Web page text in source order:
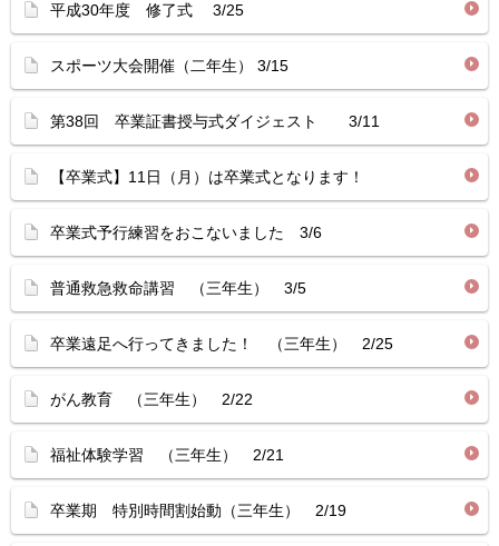
平成30年度 修了式 3/25
スポーツ大会開催（二年生） 3/15
第38回 卒業証書授与式ダイジェスト 3/11
【卒業式】11日（月）は卒業式となります！
卒業式予行練習をおこないました 3/6
普通救急救命講習 （三年生） 3/5
卒業遠足へ行ってきました！ （三年生） 2/25
がん教育 （三年生） 2/22
福祉体験学習 （三年生） 2/21
卒業期 特別時間割始動（三年生） 2/19